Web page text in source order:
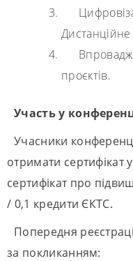
проєктів.
Участь у
Учасники
отримати сертифікат
сертифікат про
/ 0,1 кредити ЄКТС.
Попередня
за покликанням: